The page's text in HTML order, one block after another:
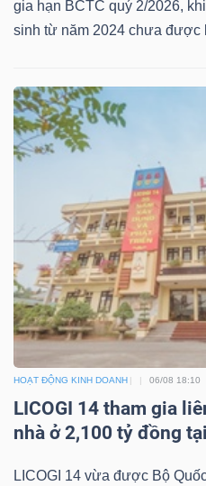
gia hạn BCTC quý 2/2026,
sinh từ năm 2024 chưa được
HOẠT ĐỘNG KINH DOANH 06/08 18:10
LICOGI 14 tham gia
nhà ở 2,100 tỷ đồng
LICOGI 14 vừa được Bộ
THÔNG
TIN
DỊCH
THÔNG
TIỆN
BẤT